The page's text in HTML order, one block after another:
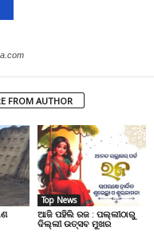
FROM AUTHOR
Top News
ଆଜି ପହିଲି ରଜ : ପଲ୍ଲୀଠାରୁ
ଦିଲ୍ଲୀ ଉତ୍ସବ ମୁଖର